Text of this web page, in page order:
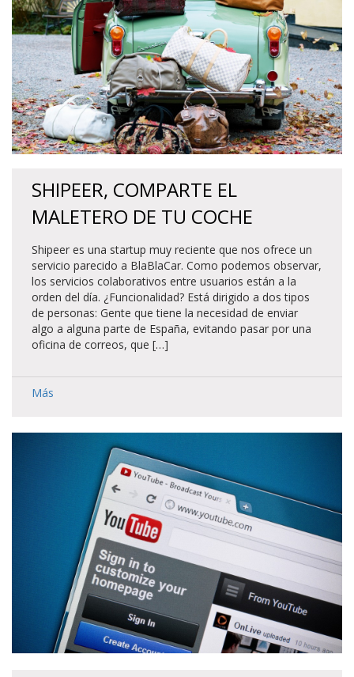
SHIPEER, COMPARTE EL
MALETERO DE TU COCHE
Shipeer es una startup muy reciente que nos ofrece un
servicio parecido a BlaBlaCar. Como podemos observar,
los servicios colaborativos entre usuarios están a la
orden del día. ¿Funcionalidad? Está dirigido a dos tipos
de personas: Gente que tiene la necesidad de enviar
algo a alguna parte de España, evitando pasar por una
oficina de correos, que […]
Más